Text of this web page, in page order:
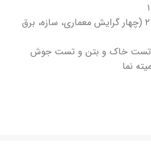
طراحی نقشه های فاز ۲ (چهار گرایش معماری، سازه، برق
تست خاک و بتن و تست جوش
نما